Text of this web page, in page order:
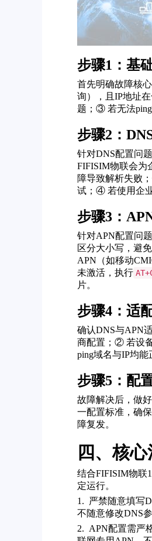
步骤1：基
首先明确故障核
询），且IP地址
题；③ 若无法ping
步骤2：
针对DNS配置问
FIFISIM物联会为
障导致解析失败
试；④ 若使用企
步骤3：
针对APN配置问
区分大小写，避
APN（如移动
未激活，执行
片。
步骤4：适
确认DNS与APN
商配置；② 若设
ping域名与IP均能
步骤5：配
故障解决后，做
一配置标准，确
障复发。
四、核
结合FIFISIM物联
定运行。
1. 严禁随意填写
不随意修改DNS
2. APN配置需严